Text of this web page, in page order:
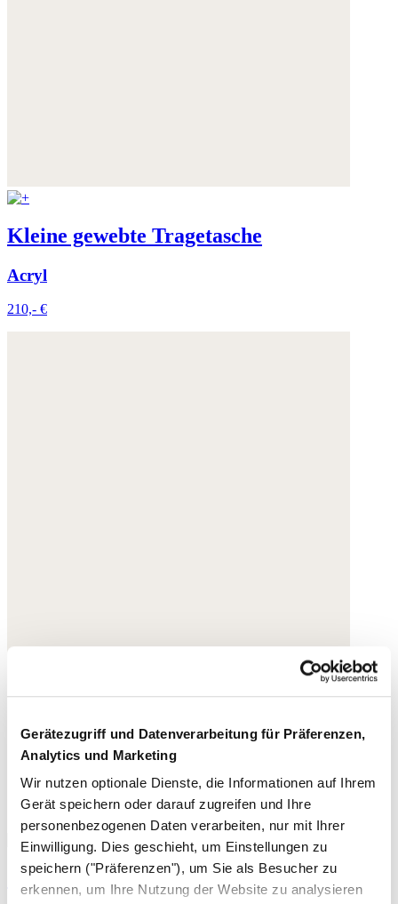
Gerätezugriff und Datenverarbeitung für Präferenzen,
Analytics und Marketing
Wir nutzen optionale Dienste, die Informationen auf Ihrem
Gerät speichern oder darauf zugreifen und Ihre
personenbezogenen Daten verarbeiten, nur mit Ihrer
Einwilligung. Dies geschieht, um Einstellungen zu
speichern ("Präferenzen"), um Sie als Besucher zu
erkennen, um Ihre Nutzung der Website zu analysieren
Kleine gewebte Tragetasche
Acryl
210,- €
Sandalen mit Absatz